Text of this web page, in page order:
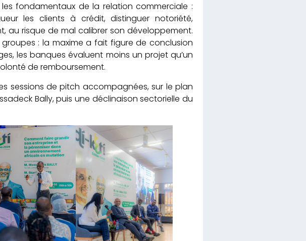
fondamentaux de la relation commerciale :
les clients à crédit, distinguer notoriété,
au risque de mal calibrer son développement.
: la maxime a fait figure de conclusion
les banques évaluent moins un projet qu’un
de remboursement.
sessions de pitch accompagnées, sur le plan
Bally, puis une déclinaison sectorielle du